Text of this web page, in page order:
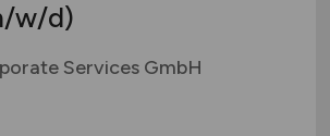
w/d)
Services GmbH